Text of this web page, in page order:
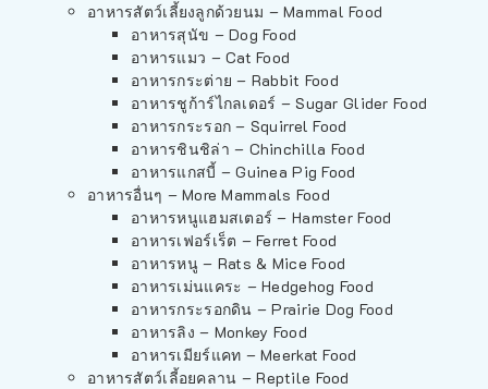
อาหารสัตว์เลี้ยงลูกด้วยนม – Mammal Food
อาหารสุนัข – Dog Food
อาหารแมว – Cat Food
อาหารกระต่าย – Rabbit Food
อาหารชูก้าร์ไกลเดอร์ – Sugar Glider Food
อาหารกระรอก – Squirrel Food
อาหารชินชิล่า – Chinchilla Food
อาหารแกสบี้ – Guinea Pig Food
อาหารอื่นๆ – More Mammals Food
อาหารหนูแฮมสเตอร์ – Hamster Food
อาหารเฟอร์เร็ต – Ferret Food
อาหารหนู – Rats & Mice Food
อาหารเม่นแคระ – Hedgehog Food
อาหารกระรอกดิน – Prairie Dog Food
อาหารลิง – Monkey Food
อาหารเมียร์แคท – Meerkat Food
อาหารสัตว์เลี้อยคลาน – Reptile Food